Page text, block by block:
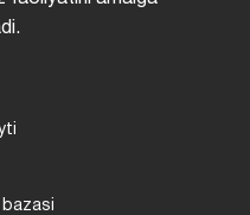
bazasi